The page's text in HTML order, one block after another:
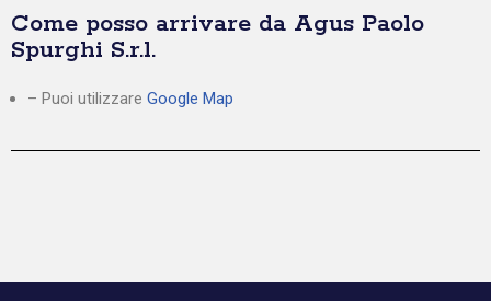
Come posso arrivare da Agus Paolo
Spurghi S.r.l.
– Puoi utilizzare Google Map